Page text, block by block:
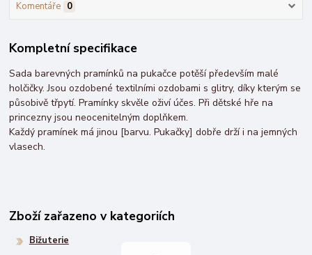
Komentáře 0
Kompletní specifikace
Sada barevných pramínků na pukačce potěší především malé
holčičky. Jsou ozdobené textilními ozdobami s glitry, díky kterým se
působivě třpytí. Pramínky skvěle oživí účes. Při dětské hře na
princezny jsou neocenitelným doplňkem.
Každý pramínek má jinou [barvu. Pukačky] dobře drží i na jemných
vlasech.
Zboží zařazeno v kategoriích
Bižuterie